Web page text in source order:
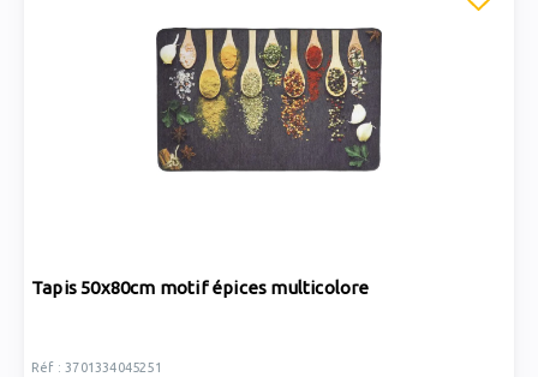
Tapis 50x80cm motif épices multicolore
Réf : 3701334045251